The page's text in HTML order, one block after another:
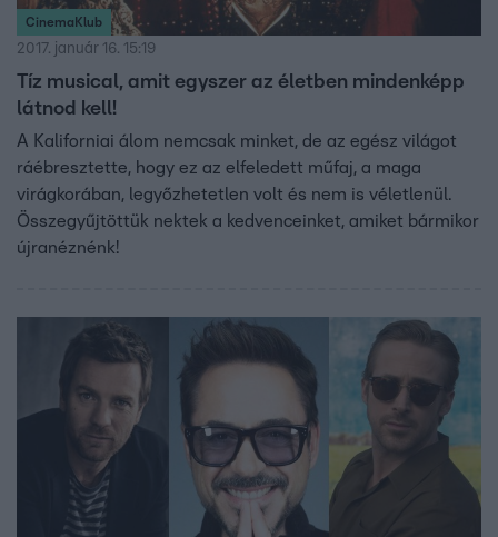
CinemaKlub
2017. január 16. 15:19
Tíz musical, amit egyszer az életben mindenképp
látnod kell!
A Kaliforniai álom nemcsak minket, de az egész világot
ráébresztette, hogy ez az elfeledett műfaj, a maga
virágkorában, legyőzhetetlen volt és nem is véletlenül.
Összegyűjtöttük nektek a kedvenceinket, amiket bármikor
újranéznénk!